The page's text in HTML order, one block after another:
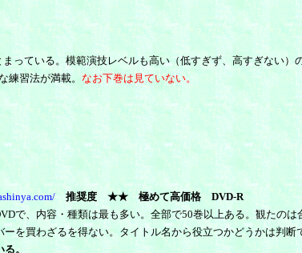
まっている。模範演技レベルも高い（低すぎず、高すぎない
練習法が満載。なお下巻は見ていない。
推奨度 ★★極めて高価格 DVD-R
で、内容・種類は最も多い。全部で50巻以上ある。観たの
を買わざるを得ない。タイトル名から役立つかどうかは判
。